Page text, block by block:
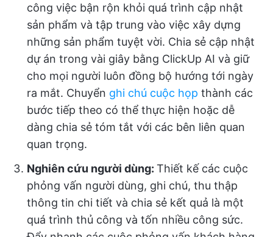
công việc bận rộn khỏi quá trình cập nhật
sản phẩm và tập trung vào việc xây dựng
những sản phẩm tuyệt vời. Chia sẻ cập nhật
dự án trong vài giây bằng ClickUp AI và giữ
cho mọi người luôn đồng bộ hướng tới ngày
ra mắt. Chuyển ghi chú cuộc họp thành các
bước tiếp theo có thể thực hiện hoặc dễ
dàng chia sẻ tóm tắt với các bên liên quan
quan trọng.
Nghiên cứu người dùng: Thiết kế các cuộc
phỏng vấn người dùng, ghi chú, thu thập
thông tin chi tiết và chia sẻ kết quả là một
quá trình thủ công và tốn nhiều công sức.